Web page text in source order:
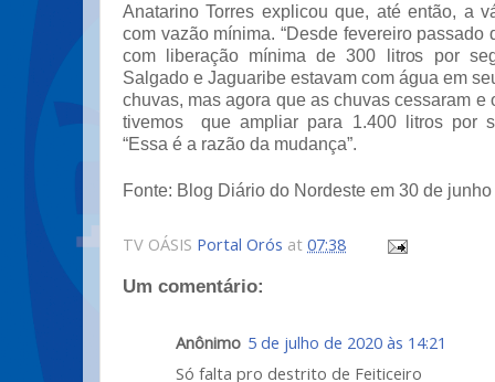
Anatarino Torres explicou que, até então, a
com vazão mínima. “Desde fevereiro passado
com liberação mínima de 300 litros por
Salgado e Jaguaribe estavam com água em
chuvas, mas agora que as chuvas cessaram e
tivemos que ampliar para 1.400 litros por
“Essa é a razão da mudança”.
Fonte: Blog Diário do Nordeste em 30 de
TV OÁSIS Portal Orós at 07:38
Um comentário:
Anônimo 5 de julho de 2020 às 14:21
Só falta pro destrito de Feiticeiro